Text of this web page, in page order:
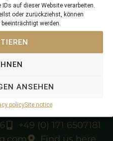
auf dieser Website verarbeiten.
oder zurückziehst, können
werden.
ANSEHEN
policySite notice
+49 (0) 171 6507181